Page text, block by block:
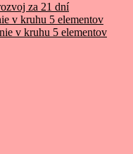
za 21 dní
v kruhu 5 elementov
v kruhu 5 elementov